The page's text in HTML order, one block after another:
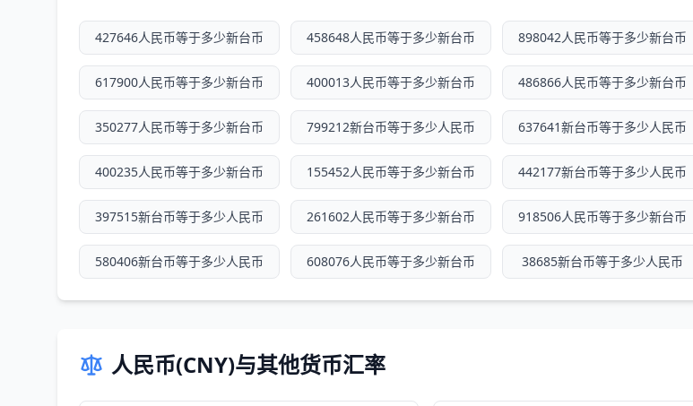
427646人民币等于多少新台币 458648人民币等于多少新台币 898042人民币等于多少新台币
617900人民币等于多少新台币 400013人民币等于多少新台币 486866人民币等于多少新台币
350277人民币等于多少新台币 799212新台币等于多少人民币 637641新台币等于多少人民币
400235人民币等于多少新台币 155452人民币等于多少新台币 442177新台币等于多少人民币
397515新台币等于多少人民币 261602人民币等于多少新台币 918506人民币等于多少新台币
580406新台币等于多少人民币 608076人民币等于多少新台币 38685新台币等于多少人民币
人民币(CNY)与其他货币汇率